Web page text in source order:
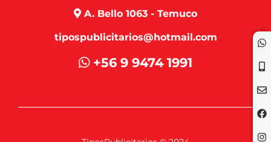
A. Bello 1063 - Temuco
tipospublicitarios@hotmail.com
+56 9 9474 1991